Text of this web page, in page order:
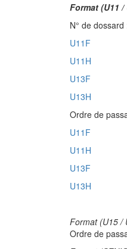
Format (U11
N° de dossard
U11F
U11H
U13F
U13H
Ordre de
U11F
U11H
U13F
U13H
Format (U15 /
Ordre de